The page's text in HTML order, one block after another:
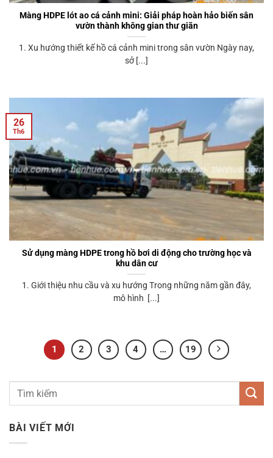
Màng HDPE lót ao cá cảnh mini: Giải pháp hoàn hảo biến sân
vườn thành không gian thư giãn
1. Xu hướng thiết kế hồ cá cảnh mini trong sân vườn Ngày nay,
sở [...]
Sử dụng màng HDPE trong hồ bơi di động cho trường học và
khu dân cư
1. Giới thiệu nhu cầu và xu hướng Trong những năm gần đây,
mô hình [...]
26
Th6
1 2 3 4 … 19
BÀI VIẾT MỚI